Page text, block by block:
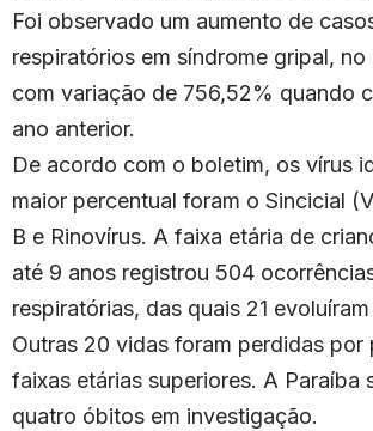
Foi observado um aumento de
respiratórios em síndrome gripal,
com variação de 756,52% quando
ano anterior.
De acordo com o boletim, os vírus
maior percentual foram o Sincicial
B e Rinovírus. A faixa etária de
até 9 anos registrou 504
respiratórias, das quais 21
Outras 20 vidas foram perdidas por
faixas etárias superiores. A Paraíba
quatro óbitos em investigação.